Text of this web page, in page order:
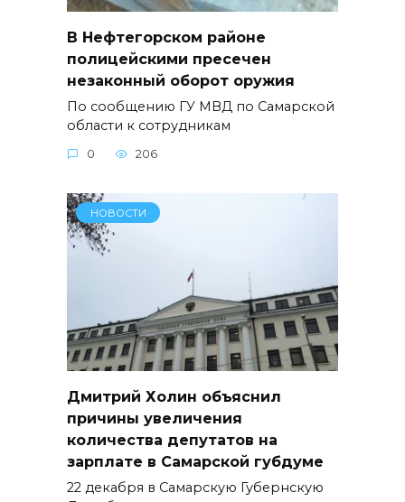
В Нефтегорском районе
полицейскими пресечен
незаконный оборот оружия
По сообщению ГУ МВД по Самарской
области к сотрудникам
0 206
НОВОСТИ
Дмитрий Холин объяснил
причины увеличения
количества депутатов на
зарплате в Самарской губдуме
22 декабря в Самарскую Губернскую